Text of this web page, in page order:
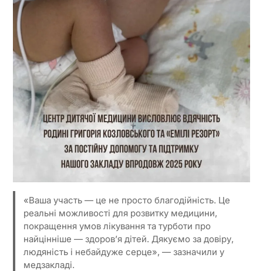
«Ваша участь — це не просто благодійність. Це
реальні можливості для розвитку медицини,
покращення умов лікування та турботи про
найцінніше — здоров’я дітей. Дякуємо за довіру,
людяність і небайдуже серце», — зазначили у
медзакладі.